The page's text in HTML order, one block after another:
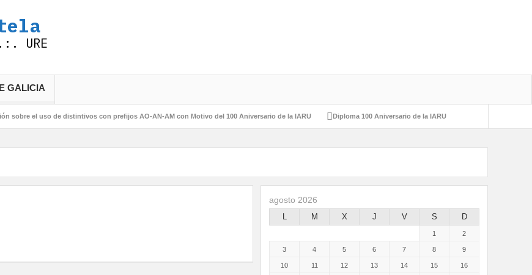
URE
GALICIA
sobre el uso de distintivos con prefijos AO-AN-AM con Motivo del 100 Aniversario de la IARU Diploma 100 Aniversario de la IARU
agosto 2026
L M X J V S D
1 2
3 4 5 6 7 8 9
10 11 12 13 14 15 16